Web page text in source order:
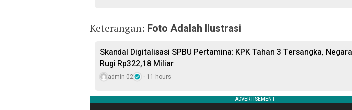
Keterangan: Foto Adalah Ilustrasi
Skandal Digitalisasi SPBU Pertamina: KPK Tahan 3 Tersangka, Negara
Rugi Rp322,18 Miliar
admin 02 11 hours